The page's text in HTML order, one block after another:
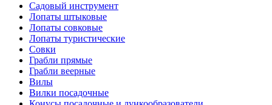
Садовый инструмент
Лопаты штыковые
Лопаты совковые
Лопаты туристические
Совки
Грабли прямые
Грабли веерные
Вилы
Вилки посадочные